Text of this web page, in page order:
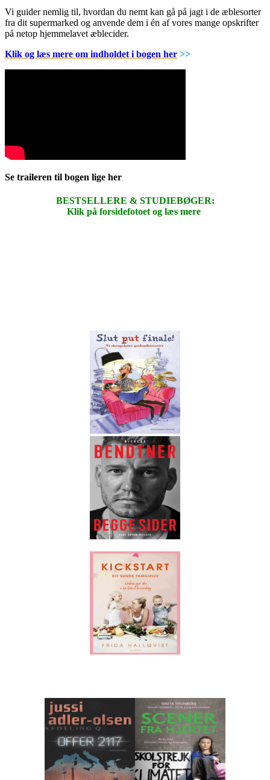
Vi guider nemlig til, hvordan du nemt kan gå på jagt i de æblesorter
fra dit supermarked og anvende dem i én af vores mange opskrifter
på netop hjemmelavet æblecider.
Klik og læs mere om indholdet i bogen her >>
Se traileren til bogen lige her
BESTSELLERE & STUDIEBØGER:
Klik på forsidefotoet og læs mere